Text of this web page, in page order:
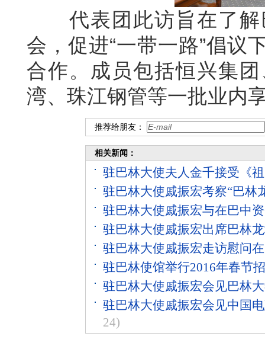
代表团此访旨在了解
会，促进“一带一路”倡议
合作。成员包括恒兴集
湾、珠江钢管等一批业内
推荐给朋友：
相关新闻：
驻巴林大使夫人金千接受《
驻巴林大使戚振宏考察“巴林
驻巴林大使戚振宏与在巴中
驻巴林大使戚振宏出席巴林
驻巴林大使戚振宏走访慰问
驻巴林使馆举行2016年春节
驻巴林大使戚振宏会见巴林
驻巴林大使戚振宏会见中国
24)